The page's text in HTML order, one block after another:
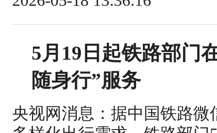
5月19日起铁路部门
随身行”服务
央视网消息：据中国铁路